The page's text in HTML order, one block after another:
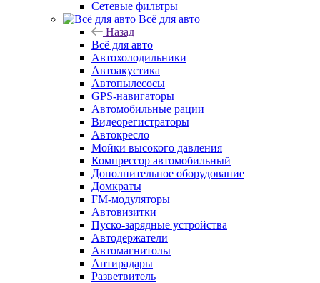
Сетевые фильтры
Всё для авто
Назад
Всё для авто
Автохолодильники
Автоакустика
Автопылесосы
GPS-навигаторы
Автомобильные рации
Видеорегистраторы
Автокресло
Мойки высокого давления
Компрессор автомобильный
Дополнительное оборудование
Домкраты
FM-модуляторы
Автовизитки
Пуско-зарядные устройства
Автодержатели
Автомагнитолы
Антирадары
Разветвитель